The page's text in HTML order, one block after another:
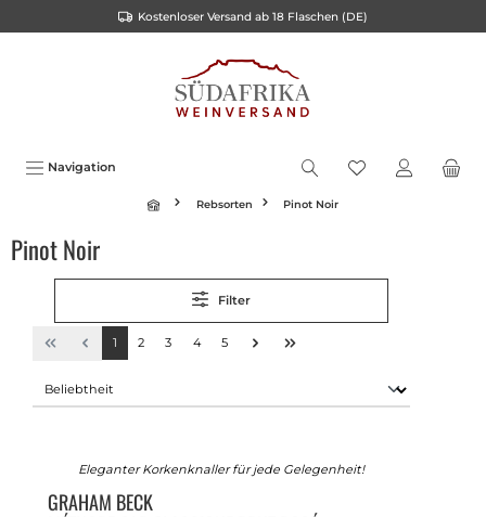
Kostenloser Versand ab 18 Flaschen (DE)
Navigation
Rebsorten Pinot Noir
Pinot Noir
Filter
1 2 3 4 5
Eleganter Korkenknaller für jede Gelegenheit!
GRAHAM BECK